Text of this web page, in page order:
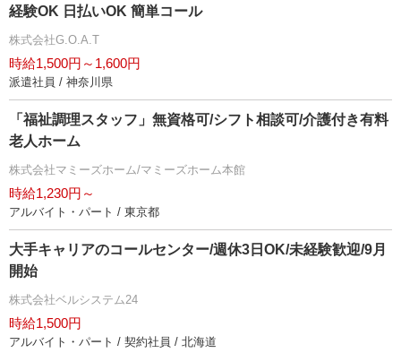
経験OK 日払いOK 簡単コール
株式会社G.O.A.T
時給1,500円～1,600円
派遣社員 / 神奈川県
「福祉調理スタッフ」無資格可/シフト相談可/介護付き有料
老人ホーム
株式会社マミーズホーム/マミーズホーム本館
時給1,230円～
アルバイト・パート / 東京都
大手キャリアのコールセンター/週休3日OK/未経験歓迎/9月
開始
株式会社ベルシステム24
時給1,500円
アルバイト・パート / 契約社員 / 北海道